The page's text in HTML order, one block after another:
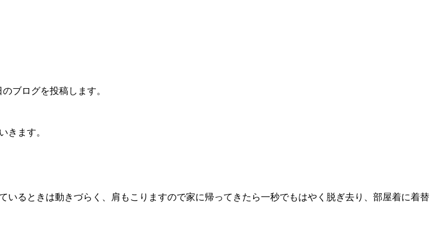
ブログを投稿します。
きます。
るときは動きづらく、肩もこりますので家に帰ってきたら一秒でもはやく脱ぎ去り、部屋着に着替